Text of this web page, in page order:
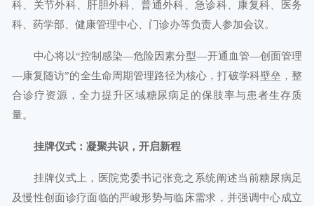
科、关节外科、肝胆外科、普通外科、急诊科、康复科、医务
科、药学部、健康管理中心、门诊办等负责人参加会议。
中心将以“控制感染—危险因素分型—开通血管—创面管理
—康复随访”的全生命周期管理路径为核心，打破学科壁垒，整
合诊疗资源，全力提升区域糖尿病足的保肢率与患者生存质
量。
挂牌仪式：凝聚共识，开启新程
挂牌仪式上，医院党委书记张竞之系统阐述当前糖尿病足
及慢性创面诊疗面临的严峻形势与临床需求，并强调中心成立